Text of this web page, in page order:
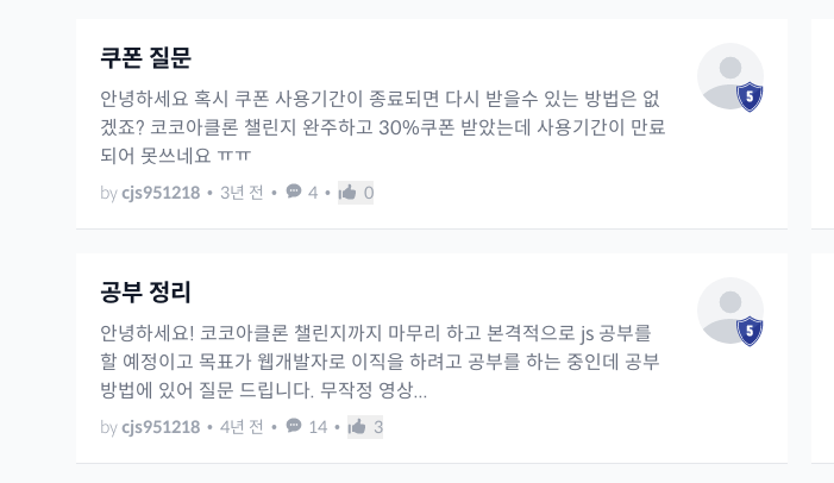
쿠폰 질문
안녕하세요 혹시 쿠폰 사용기간이 종료되면 다시 받을수 있는 방법은 없
겠죠? 코코아클론 챌린지 완주하고 30%쿠폰 받았는데 사용기간이 만료
되어 못쓰네요 ㅠㅠ
bycjs951218 • 3년 전 • 4 • 0
공부 정리
안녕하세요! 코코아클론 챌린지까지 마무리 하고 본격적으로 js 공부를
할 예정이고 목표가 웹개발자로 이직을 하려고 공부를 하는 중인데 공부
방법에 있어 질문 드립니다. 무작정 영상...
bycjs951218 • 4년 전 • 14 • 3